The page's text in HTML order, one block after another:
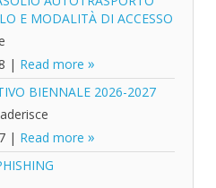
E MODALITÀ DI ACCESSO
| Read more
BIENNALE 2026-2027
| Read more